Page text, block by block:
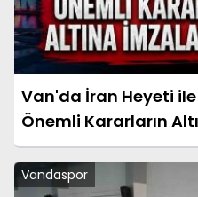
Van'da İran Heyeti
Önemli Kararların
Vandaspor